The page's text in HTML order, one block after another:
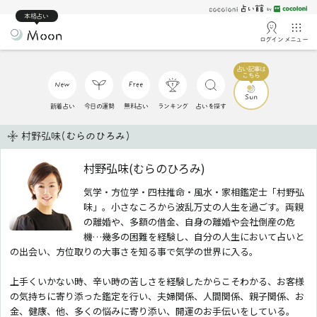
本格占い
ログイン メニュー
新着占い 今日の運勢 無料占い ランキング 占いを探す
村野弘味(むらのひろみ)
村野弘味(むらのひろみ)
気学・方位学・四柱推命・風水・家相鑑定士「村野弘
味」。小さなころから波乱万丈の人生を過ごす。両親
の離婚や、多額の借金、自身の離婚や会社倒産の危
機…幾多の困難を経験し、自分の人生において占いと
の出会い、方位取りの大事さを知る事で気学の世界に入る。
上手くいかない時、辛い時の苦しさを経験したからこそわかる、お客様
の気持ちに寄り添った鑑定を行い、夫婦関係、人間関係、親子関係、お
金、健康、他、多くの悩みに寄り添い、開運のお手伝いをしている。